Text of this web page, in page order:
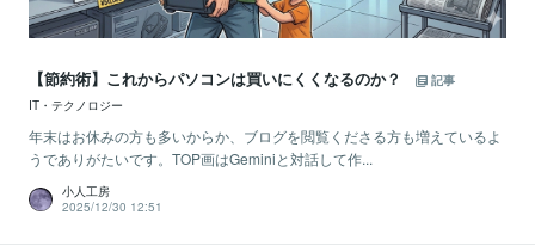
【節約術】これからパソコンは買いにくくなるのか？
記事
IT・テクノロジー
年末はお休みの方も多いからか、ブログを閲覧くださる方も増えているよ
うでありがたいです。TOP画はGeminiと対話して作...
小人工房
2025/12/30 12:51